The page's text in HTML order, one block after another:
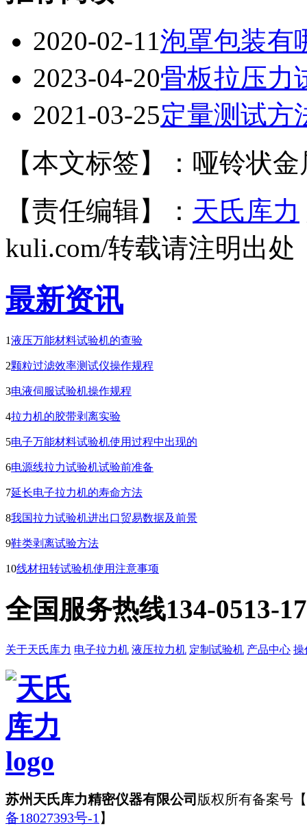
2020-02-11泡罩包装有
2023-04-20骨板拉压力
2021-03-25定量测试方
【本文标签】：哑铃状
【责任编辑】： 天氏库力
kuli.com/转载请注明出处
最新资讯
1液压万能材料试验机的查验
2颗粒过滤效率测试仪操作规程
3电液伺服试验机操作规程
4拉力机的胶带剥离实验
5电子万能材料试验机使用过程中出现的
6电源线拉力试验机试验前准备
7延长电子拉力机的寿命方法
8我国拉力试验机进出口贸易数据及前景
9鞋类剥离试验方法
10线材扭转试验机使用注意事项
全国服务热线134-0513-
关于天氏库力 电子拉力机 液压拉力机 定制试验机 产品中心 操
苏州天氏库力精密仪器有限公司 版权所有备案号【
备18027393号-1 】